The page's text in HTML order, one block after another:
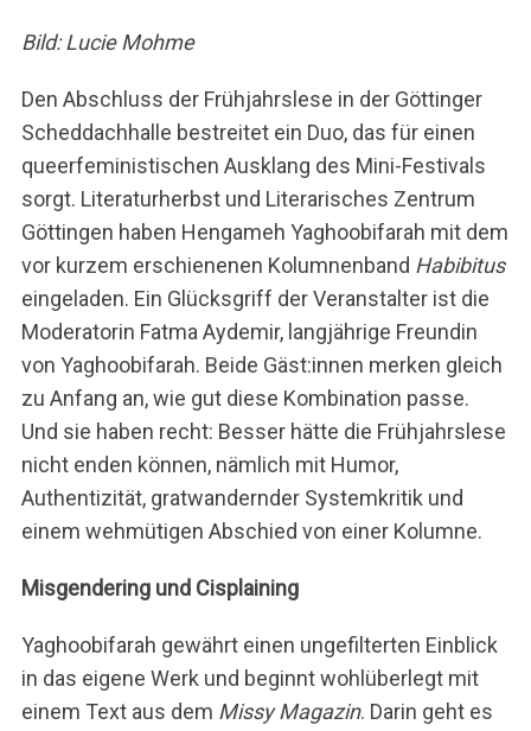
Bild: Lucie Mohme
Den Abschluss der Frühjahrslese in der Göttinger
Scheddachhalle bestreitet ein Duo, das für einen
queerfeministischen Ausklang des Mini-Festivals
sorgt. Literaturherbst und Literarisches Zentrum
Göttingen haben Hengameh Yaghoobifarah mit dem
vor kurzem erschienenen Kolumnenband Habibitus
eingeladen. Ein Glücksgriff der Veranstalter ist die
Moderatorin Fatma Aydemir, langjährige Freundin
von Yaghoobifarah. Beide Gäst:innen merken gleich
zu Anfang an, wie gut diese Kombination passe.
Und sie haben recht: Besser hätte die Frühjahrslese
nicht enden können, nämlich mit Humor,
Authentizität, gratwandernder Systemkritik und
einem wehmütigen Abschied von einer Kolumne.
Misgendering und Cisplaining
Yaghoobifarah gewährt einen ungefilterten Einblick
in das eigene Werk und beginnt wohlüberlegt mit
einem Text aus dem Missy Magazin. Darin geht es